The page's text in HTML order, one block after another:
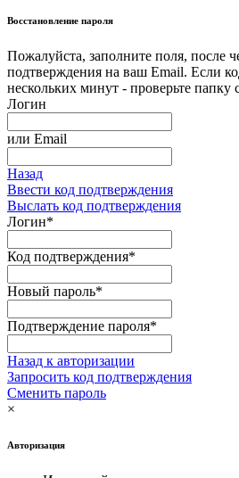
Восстановление пароля
Пожалуйста, заполните поля, после
подтверждения на ваш Email. Если
нескольких минут - проверьте папку
Логин
или Email
Назад
Ввести код подтверждения
Выслать код подтверждения
Логин*
Код подтверждения*
Новый пароль*
Подтверждение пароля*
Назад к авторизации
Запросить код подтверждения
Сменить пароль
×
Авторизация